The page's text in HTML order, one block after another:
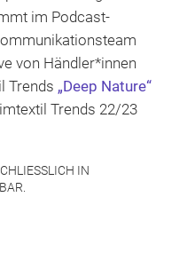
im Podcast-
von Händler*innen
Trends „Deep Nature“
Trends 22/23
IN E